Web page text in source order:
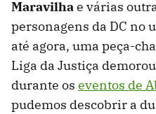
Maravilhae várias
personagens da DC no
até agora, uma peça-
Liga da Justiça
durante os eventos de
pudemos descobrir a